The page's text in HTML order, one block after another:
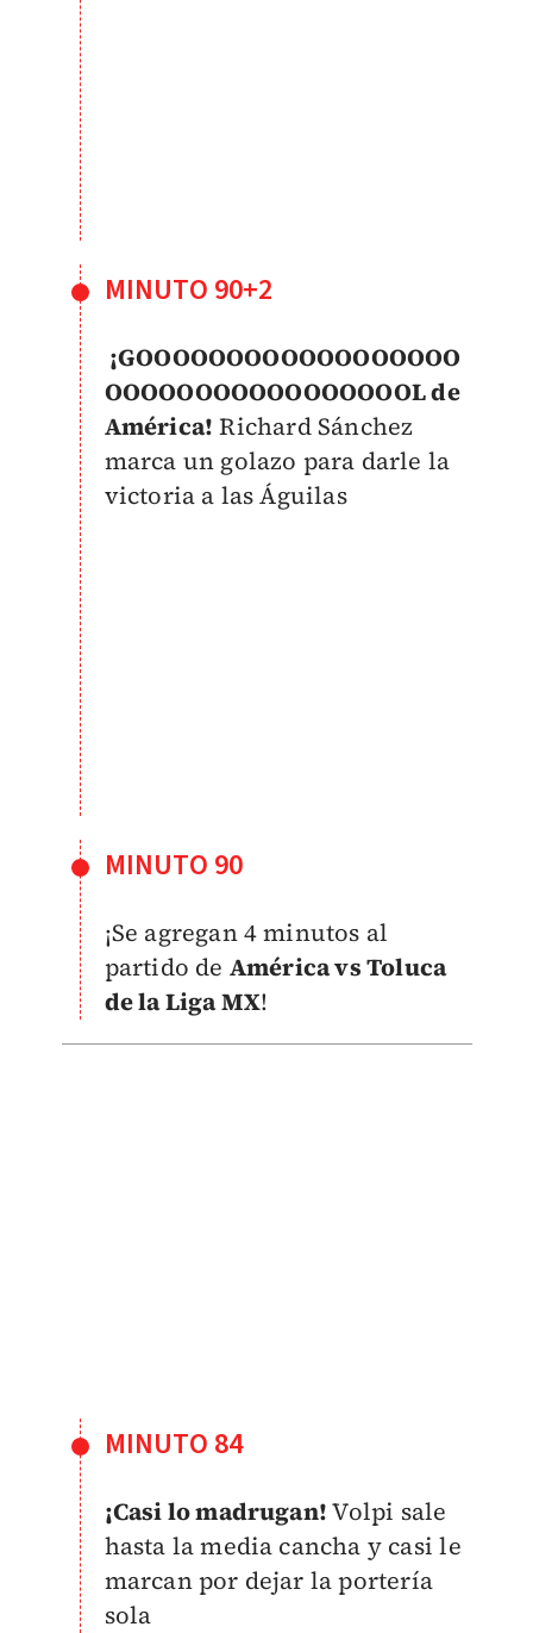
MINUTO 90+2
¡GOOOOOOOOOOOOOOOOOO
OOOOOOOOOOOOOOOOOL de
América! Richard Sánchez
marca un golazo para darle la
victoria a las Águilas
MINUTO 90
¡Se agregan 4 minutos al
partido de América vs Toluca
de la Liga MX!
MINUTO 84
¡Casi lo madrugan!Volpi sale
hasta la media cancha y casi le
marcan por dejar la portería
sola